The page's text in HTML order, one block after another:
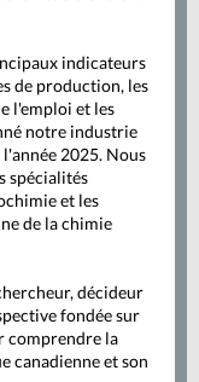
indicateurs
de production, les
l'emploi et les
notre industrie
2025. Nous
spécialités
et les
de la chimie
décideur
fondée sur
comprendre la
canadienne et son